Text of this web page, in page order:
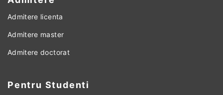
Admitere licenta
Admitere master
Admitere doctorat
Pentru Studenti